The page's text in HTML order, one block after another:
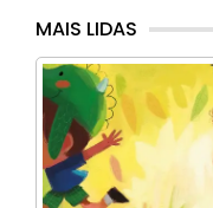
MAIS LIDAS